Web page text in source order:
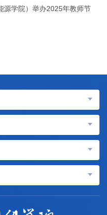
源学院）举办2025年教师节